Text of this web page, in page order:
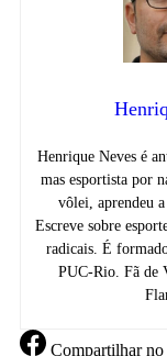
Henrique Neves é
mas esportista por
vôlei, aprendeu
Escreve sobre
radicais. É
PUC-Rio. Fã de
Compartilharno